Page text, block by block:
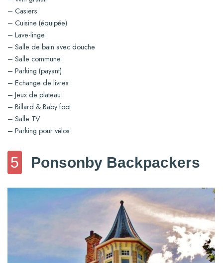
– Casiers
– Cuisine (équipée)
– Lave-linge
– Salle de bain avec douche
– Salle commune
– Parking (payant)
– Echange de livres
– Jeux de plateau
– Billard & Baby foot
– Salle TV
– Parking pour vélos
5 Ponsonby Backpackers